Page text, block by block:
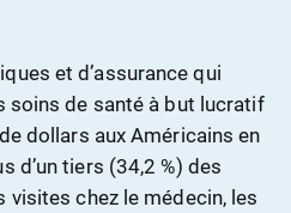
et d’assurance qui
soins de santé à but lucratif
dollars aux Américains en
d’un tiers (34,2 %) des
chez le médecin, les